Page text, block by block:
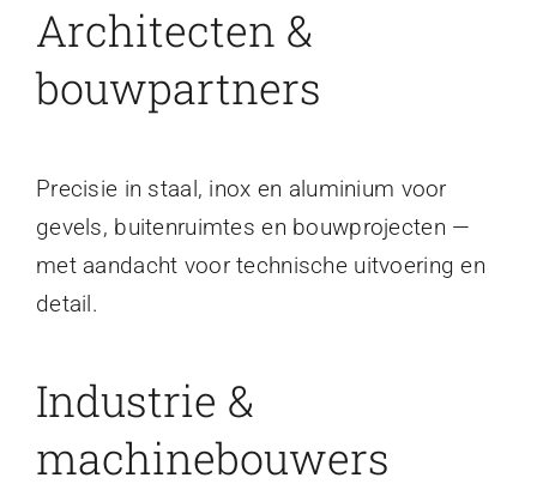
Architecten &
bouwpartners
Precisie in staal, inox en aluminium voor
gevels, buitenruimtes en bouwprojecten —
met aandacht voor technische uitvoering en
detail.
Industrie &
machinebouwers